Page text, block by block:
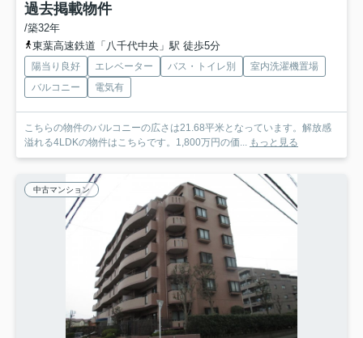
過去掲載物件
/築32年
東葉高速鉄道「八千代中央」駅 徒歩5分
陽当り良好 エレベーター バス・トイレ別
室内洗濯機置場
バルコニー
電気有
こちらの物件のバルコニーの広さは21.68平米となっています。解放感
溢れる4LDKの物件はこちらです。1,800万円の価... もっと見る
中古マンション